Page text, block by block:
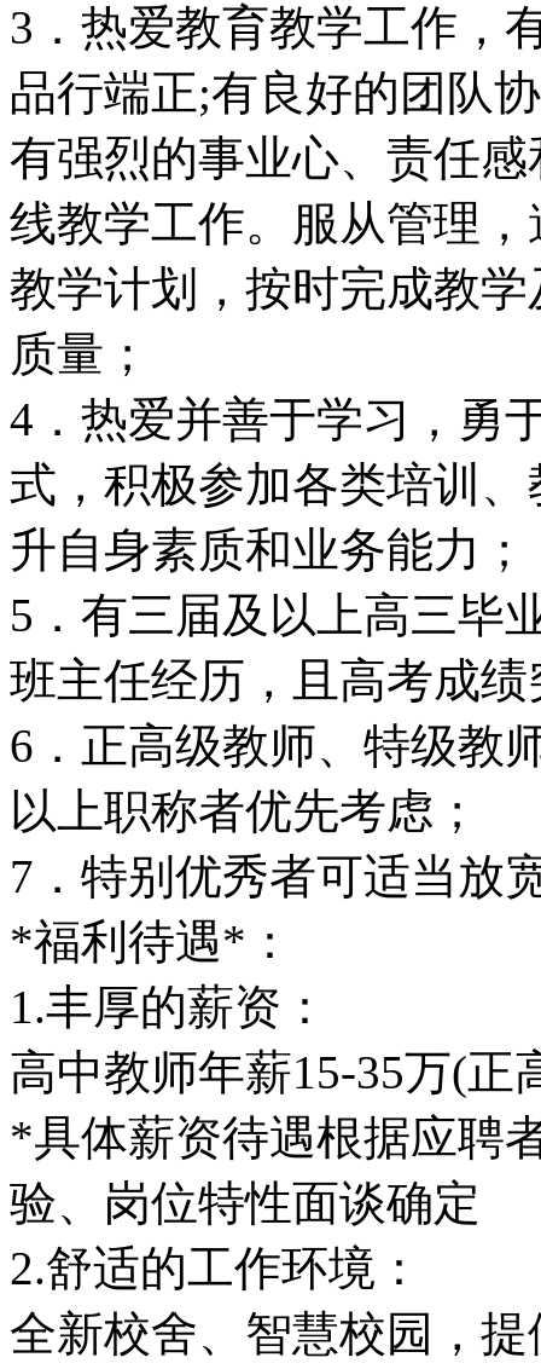
3．热爱教育教学工作，
品行端正;有良好的团队
有强烈的事业心、责任
线教学工作。服从管理
教学计划，按时完成教
质量；
4．热爱并善于学习，勇
式，积极参加各类培训
升自身素质和业务能力；
5．有三届及以上高三毕
班主任经历，且高考成
6．正高级教师、特级教
以上职称者优先考虑；
7．特别优秀者可适当放
*福利待遇*：
1.丰厚的薪资：
高中教师年薪15-35万(
*具体薪资待遇根据应聘
验、岗位特性面谈确定
2.舒适的工作环境：
全新校舍、智慧校园，